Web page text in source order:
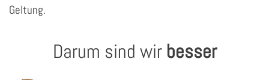
Geltung.
Darum sind wir besser